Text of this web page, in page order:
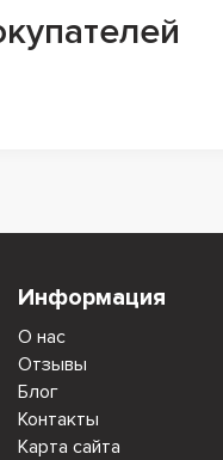
Информация
О нас
Отзывы
Блог
Контакты
Карта сайта